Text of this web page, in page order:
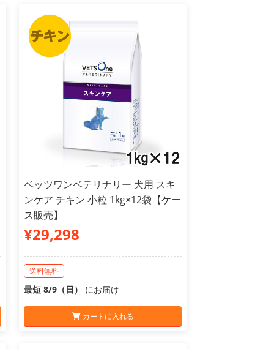
ベッツワンベテリナリー 犬用 スキ
ンケア チキン 小粒 1kg×12袋【ケー
ス販売】
¥29,298
送料無料
最短 8/9（日） にお届け
カートに入れる